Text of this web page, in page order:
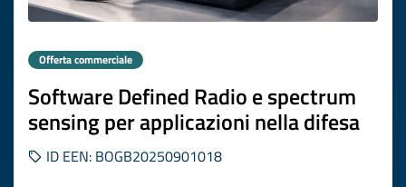
Offerta commerciale
Software Defined Radio e spectrum
sensing per applicazioni nella difesa
ID EEN: BOGB20250901018